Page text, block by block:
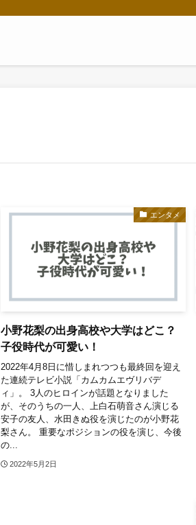
エンタメ
小野花梨の出身高校や大学はどこ？
子役時代が可愛い！
2022年4月8日に惜しまれつつも最終回を迎え
た連続テレビ小説「カムカムエヴリバデ
ィ」。 3人のヒロインが話題となりました
が、そのうちの一人、上白石萌音さん演じる
安子の友人、水田きぬ役を演じたのが小野花
梨さん。 重要なポジションの役を演じ、今後
の...
2022年5月2日